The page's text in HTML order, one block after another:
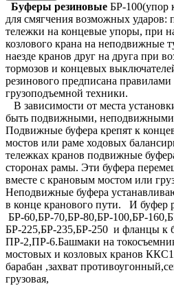
Буферы резиновые БР-100(упор
для смягчения возможных ударов:
тележки на концевые упоры, при
козлового крана на неподвижные
наезде кранов друг на друга при
тормозов и концевых
резинового предписана
грузоподъемной техники.
В зависимости от места
быть подвижными,
Подвижные буфера крепят к
мостов или раме ходовых
тележках кранов подвижные
сторонах рамы. Эти буфера
вместе с крановым мостом или
Неподвижные буфера
в конце кранового пути. И буфер
БР-60,БР-70,БР-80,БР-100,БР-
БР-225,БР-235,БР-250 и фланцы к
ПР-2,ПР-6.Башмаки на
мостовых и козловых кранов
барабан ,захват
грузовая,